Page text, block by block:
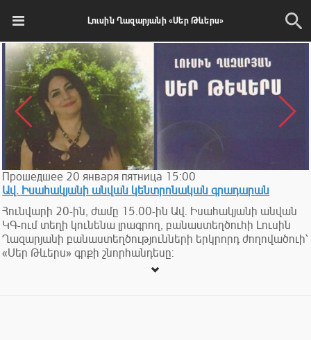
Լուսին Ղազարյանի «Սեր Թևերս»
Прошедшее 20 января пятница 15:00
Ավ. Իսահակյանի անվան կենտրոնական գրադարան
Հունվարի 20-ին, ժամը 15.00-ին Ավ. Իսահակյանի անվան
ԿԳ-ում տեղի կունենա լրագրող, բանաստեղծուհի Լուսին
Ղազարյանի բանաստեղծությունների երկրորդ ժողովածուի՝
«Սեր Թևերս» գրքի շնորհանդեսը: